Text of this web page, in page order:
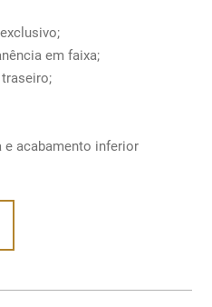
em faixa;
e acabamento inferior